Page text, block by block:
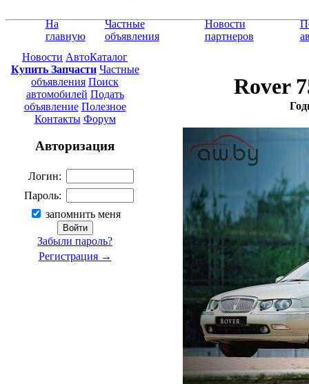
На
главную
Частные
объявления
Новости
партнеров
Новости АвтоКаталог
Купить Запчасти Частные
объявления Поиск
автомобилей Подать
объявление Полезное
Контакты Форум
Авторизация
Логин:
Пароль:
запомнить меня
Забыли пароль?
Регистрация →
Rover